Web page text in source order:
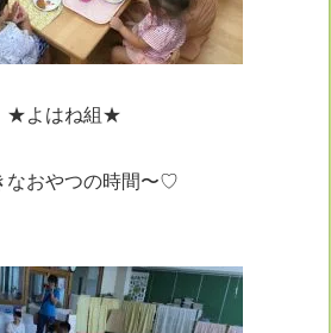
★よはね組★
なおやつの時間〜♡